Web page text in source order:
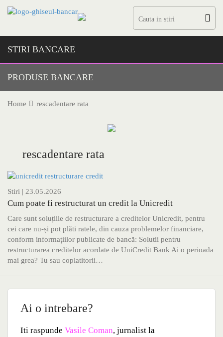
STIRI BANCARE
PRODUSE BANCARE
Home rescadentare rata
rescadentare rata
Stiri | 23.05.2026
Cum poate fi restructurat un credit la Unicredit
Care sunt soluțiile de restructurare a creditelor Unicredit, pentru
cei care nu-și pot plăti ratele, din cauza problemelor financiare,
conform informațiilor publicate de bancă: Solutii pentru
restructurarea creditelor acordate de UniCredit Bank Ai o perioada
mai grea? Tu sau coplatitorii…
Ai o intrebare?
Iti raspunde Vasile Coman, jurnalist la